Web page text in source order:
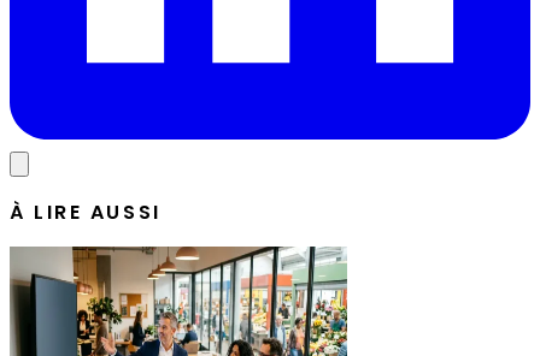
À LIRE AUSSI